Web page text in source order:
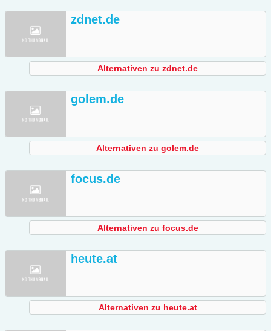
zdnet.de
Alternativen zu zdnet.de
golem.de
Alternativen zu golem.de
focus.de
Alternativen zu focus.de
heute.at
Alternativen zu heute.at